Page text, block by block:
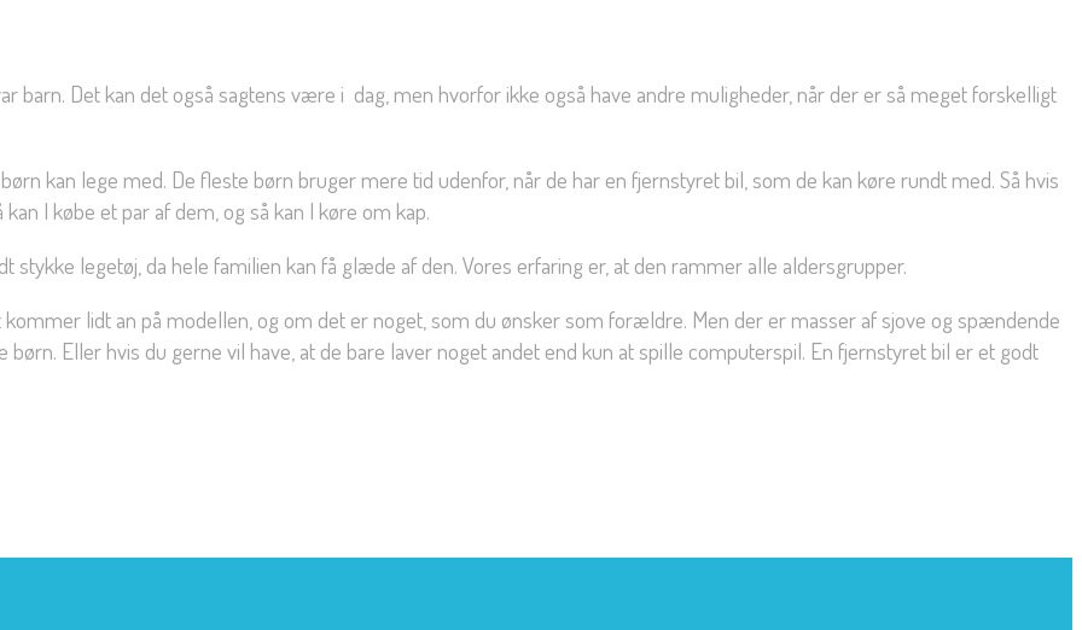
barn. Det kan det også sagtens være i dag, men hvorfor ikke også have andre muligheder, når der er så meget forskelligt
børn kan lege med. De fleste børn bruger mere tid udenfor, når de har en fjernstyret bil, som de kan køre rundt med. Så hvis
I købe et par af dem, og så kan I køre om kap.
stykke legetøj, da hele familien kan få glæde af den. Vores erfaring er, at den rammer alle aldersgrupper.
lidt an på modellen, og om det er noget, som du ønsker som forældre. Men der er masser af sjove og spændende
Eller hvis du gerne vil have, at de bare laver noget andet end kun at spille computerspil. En fjernstyret bil er et godt